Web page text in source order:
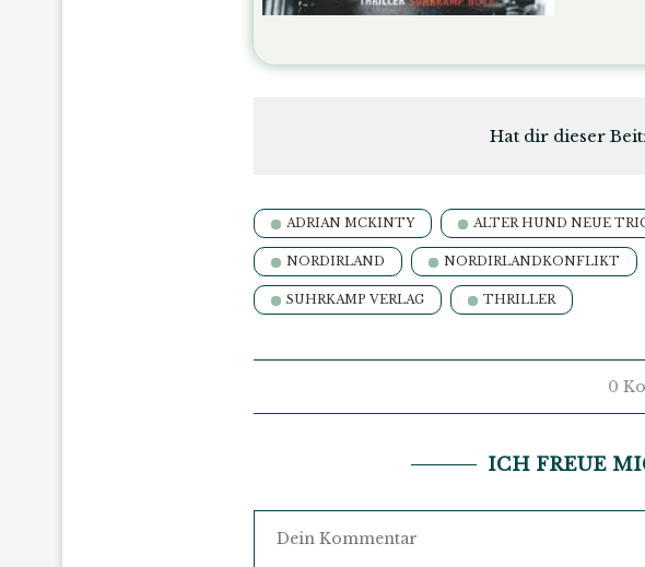
Hat dir dieser
ADRIAN MCKINTY ALTER HUND NEUE
NORDIRLAND NORDIRLANDKONFLIKT
SUHRKAMP VERLAG THRILLER
0
ICH FREUE